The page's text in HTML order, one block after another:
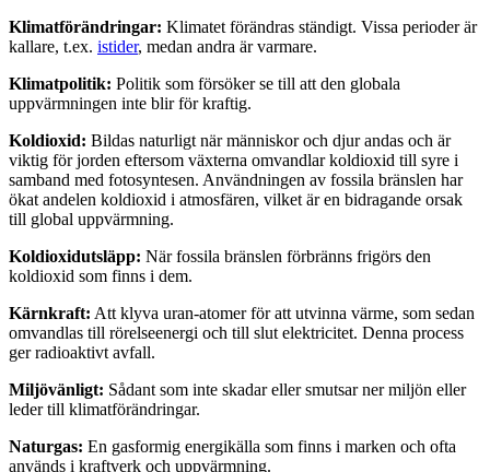
Klimatförändringar: Klimatet förändras ständigt. Vissa perioder är
kallare, t.ex. istider, medan andra är varmare.
Klimatpolitik: Politik som försöker se till att den globala
uppvärmningen inte blir för kraftig.
Koldioxid: Bildas naturligt när människor och djur andas och är
viktig för jorden eftersom växterna omvandlar koldioxid till syre i
samband med fotosyntesen. Användningen av fossila bränslen har
ökat andelen koldioxid i atmosfären, vilket är en bidragande orsak
till global uppvärmning.
Koldioxidutsläpp: När fossila bränslen förbränns frigörs den
koldioxid som finns i dem.
Kärnkraft: Att klyva uran-atomer för att utvinna värme, som sedan
omvandlas till rörelseenergi och till slut elektricitet. Denna process
ger radioaktivt avfall.
Miljövänligt: Sådant som inte skadar eller smutsar ner miljön eller
leder till klimatförändringar.
Naturgas: En gasformig energikälla som finns i marken och ofta
används i kraftverk och uppvärmning.